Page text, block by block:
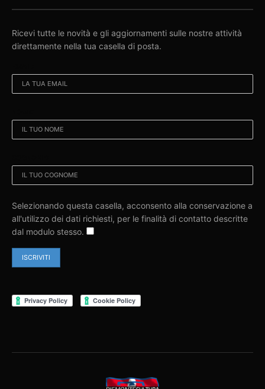
Ricevi tutte le novità e gli aggiornamenti sulle nostre attività
direttamente nella tua casella di posta.
Selezionando questa casella, acconsento alla conservazione a
all'utilizzo dei dati richiesti, per le finalità di contatto descritte
dal modulo stesso.